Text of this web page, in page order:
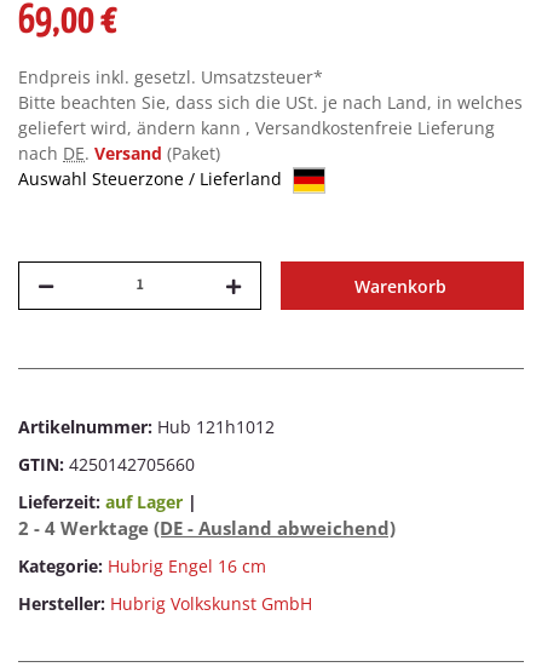
69,00 €
Endpreis inkl. gesetzl. Umsatzsteuer*
Bitte beachten Sie, dass sich die USt. je nach Land, in welches
geliefert wird, ändern kann , Versandkostenfreie Lieferung
nach DE. Versand (Paket)
Auswahl Steuerzone / Lieferland
Warenkorb
Artikelnummer: Hub 121h1012
GTIN: 4250142705660
Lieferzeit: auf Lager |
2 - 4 Werktage (DE - Ausland abweichend)
Kategorie: Hubrig Engel 16 cm
Hersteller: Hubrig Volkskunst GmbH